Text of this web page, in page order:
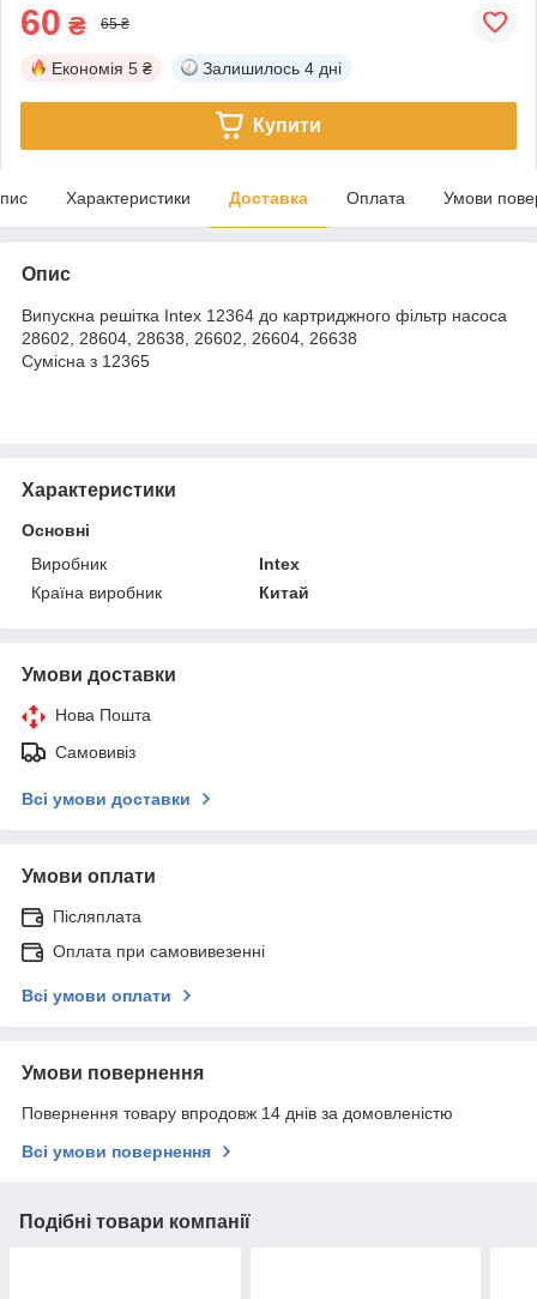
60 ₴ 65 ₴
Економія 5 ₴ Залишилось 4 дні
Купити
Характеристики Доставка Оплата Умови
Опис
Випускна решітка Intex 12364 до картриджного фільтр насоса
28602, 28604, 28638, 26602, 26604, 26638
Сумісна з 12365
Характеристики
Основні
Виробник
Intex
Країна виробник
Китай
Умови доставки
Нова Пошта
Самовивіз
Всі умови доставки
Умови оплати
Післяплата
Оплата при самовивезенні
Всі умови оплати
Умови повернення
Повернення товару впродовж 14 днів за домовленістю
Всі умови повернення
Подібні товари компанії